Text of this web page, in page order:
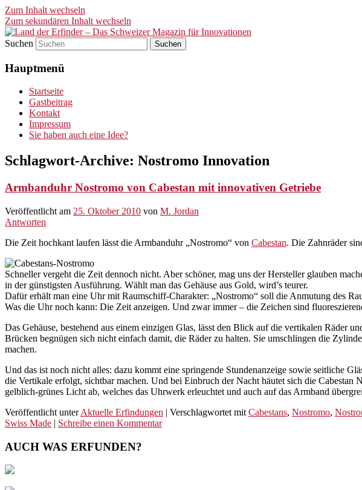
Zum Inhalt wechseln
Zum sekundären Inhalt wechseln
Land der Erfinder – Das Schweizer
Suchen
Hauptmenü
Startseite
Gastbeitrag
Kontakt
Impressum
Sie haben auch eine Idee?
Schlagwort-Archive: Nostromo Innovation
Armbanduhr Nostromo von Cabestan mit innovativen Getriebe
Veröffentlicht am 25. Oktober 2010 von M. Jordan
Antworten
Die Zeit hochkant laufen lässt die Armbanduhr „Nostromo“ von Cabestan. Die Zahnräder
Schneller vergeht die Zeit dennoch nicht. Aber schöner, mag uns der Hersteller glauben
in der günstigsten Ausführung. Wählt man das Gehäuse aus Gold, wird’s teurer.
Dafür erhält man eine Uhr mit Raumschiff-Charakter: „Nostromo“ soll die Anmutung des
Was die Uhr noch kann: Die Zeit anzeigen. Und zwar immer – die Zeichen sind
Das Gehäuse, bestehend aus einem einzigen Glas, lässt den Blick auf die vertikalen Räder
Brücken begnügen sich nicht einfach damit, die Räder zu halten. Sie umschlingen die
machen.
Und das ist noch nicht alles: dazu kommt eine springende Stundenanzeige sowie seitliche
die Vertikale erfolgt, sichtbar machen. Und bei Einbruch der Nacht häutet sich die
gelblich-grünes Licht ab, welches das Uhrwerk erleuchtet und auch auf das Armband
Veröffentlicht unter Aktuelle Erfindungen | Verschlagwortet mit Cabestans, Nostromo,
Swiss Made | Schreibe einen Kommentar
AUCH WAS ERFUNDEN?